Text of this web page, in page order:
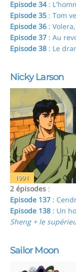
Episode 34:
Episode 35 : Tom
Episode 36 :
Episode 37 : Au
Episode 38 : Le
Nicky Larson
1991
2 épisodes :
Episode 137 :
Episode 138 : Un
Sheng + le
Sailor Moon